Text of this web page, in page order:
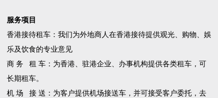
服务项目
香港接待租车：我们为外地商人在香港接待提供观光、购物、娛
乐及饮食的专业意见
商 务 租 车：为香港、驻港企业、办事机构提供各类租车，可
长期租车。
机 场 接 送：为客户提供机场接送车，并可接受客户委托，去